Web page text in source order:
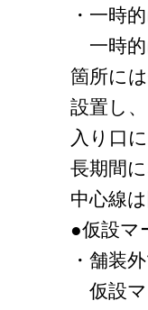
・一時
一時的
箇所に
設置し
入り口
長期間
中心線
●仮設マ
・舗装
仮設マ